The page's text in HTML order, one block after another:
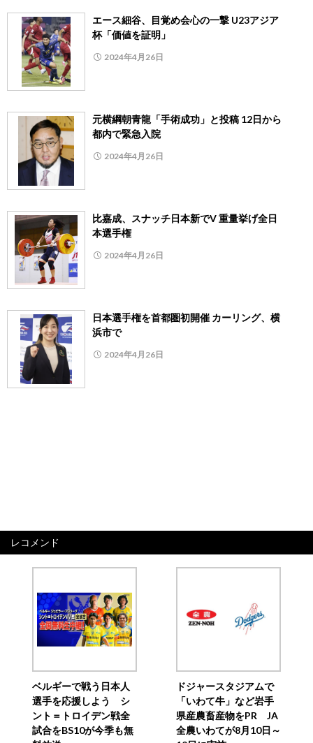
エース細谷、目覚め会心の一撃 U23アジア
杯「価値を証明」
2024年4月26日
元横綱朝青龍「手術成功」と投稿 12日から
都内で緊急入院
2024年4月26日
比嘉成、スナッチ日本新でV 重量挙げ全日
本選手権
2024年4月26日
日本選手権を首都圏初開催 カーリング、横
浜市で
2024年4月26日
レコメンド
ベルギーで戦う日本人
選手を応援しよう シ
ント＝トロイデン戦全
試合をBS10が今季も無
ドジャースタジアムで
「いわて牛」など岩手
県産農畜産物をPR JA
全農いわてが8月10日～